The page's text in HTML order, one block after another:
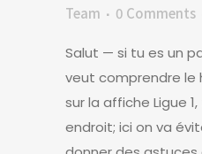
Team
0 Comments
Salut — si tu es un
veut comprendre le
sur la affiche Ligue
endroit; ici on va